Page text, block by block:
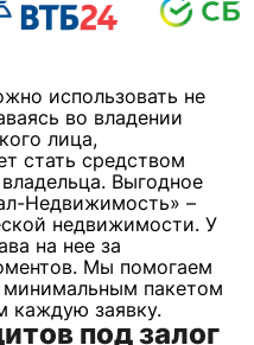
использовать не
во владении
лица,
стать средством
Выгодное
Недвижимость» –
недвижимости. У
на нее за
Мы помогаем
пакетом
каждую заявку.
под залог